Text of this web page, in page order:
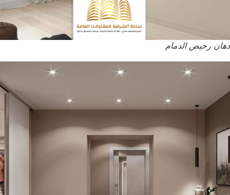
دهان رخيص الدمام